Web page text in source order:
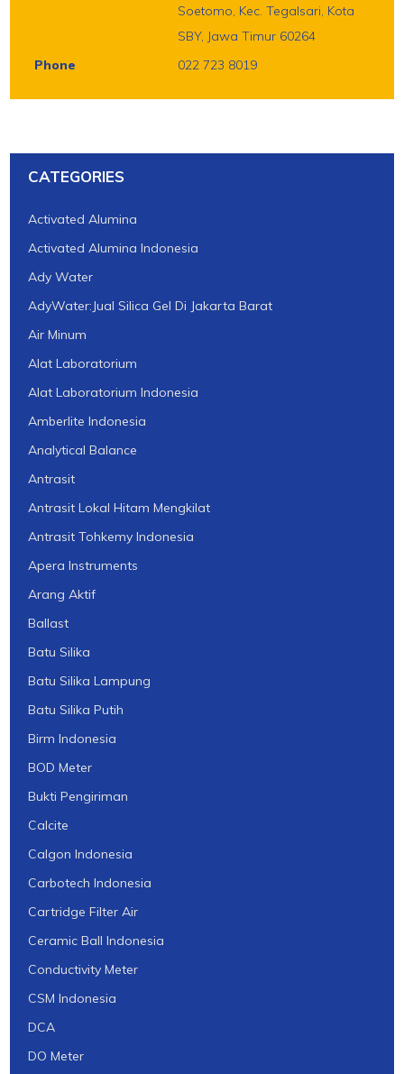
Soetomo, Kec. Tegalsari, Kota
SBY, Jawa Timur 60264
Phone
022 723 8019
CATEGORIES
Activated Alumina
Activated Alumina Indonesia
Ady Water
AdyWater:Jual Silica Gel Di Jakarta Barat
Air Minum
Alat Laboratorium
Alat Laboratorium Indonesia
Amberlite Indonesia
Analytical Balance
Antrasit
Antrasit Lokal Hitam Mengkilat
Antrasit Tohkemy Indonesia
Apera Instruments
Arang Aktif
Ballast
Batu Silika
Batu Silika Lampung
Batu Silika Putih
Birm Indonesia
BOD Meter
Bukti Pengiriman
Calcite
Calgon Indonesia
Carbotech Indonesia
Cartridge Filter Air
Ceramic Ball Indonesia
Conductivity Meter
CSM Indonesia
DCA
DO Meter